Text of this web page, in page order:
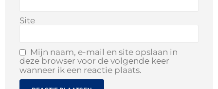
Site
Mijn naam, e-mail en site opslaan in
deze browser voor de volgende keer
wanneer ik een reactie plaats.